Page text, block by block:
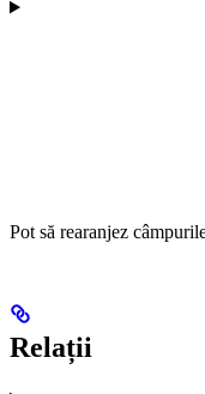
Pot să rearanjez
Relații